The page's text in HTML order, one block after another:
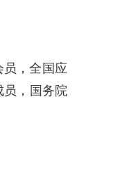
，全国应
员，国务院